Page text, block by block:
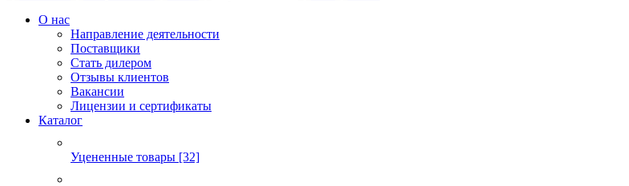
О нас
Направление деятельности
Поставщики
Стать дилером
Отзывы клиентов
Вакансии
Лицензии и сертификаты
Каталог
Уцененные товары [32]